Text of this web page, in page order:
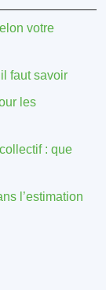
votre
faut savoir
les
: que
l’estimation